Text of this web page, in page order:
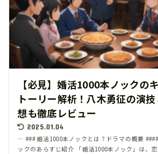
【必見】婚活1000本ノックの
トーリー解析！八木勇征の演
想も徹底レビュー
2025.01.04
— ### 婚活1000本ノックとは？ドラマの概要
ックのあらすじ紹介 「婚活1000本ノック」は、